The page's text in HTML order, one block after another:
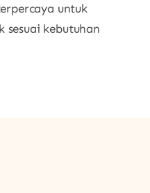
untuk
sesuai kebutuhan